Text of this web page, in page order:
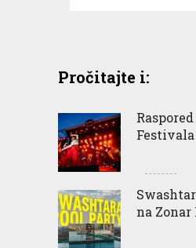
Pročitajte i:
Festivala
na Zonar